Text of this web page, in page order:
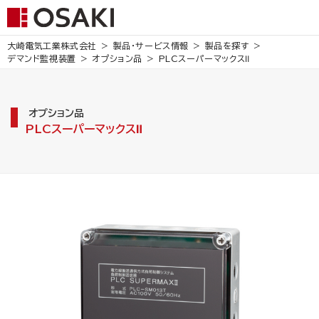
大崎電気工業株式会社 製品・サービス情報
製品を探す
デマンド監視装置
オプション品 PLCスーパーマックスⅡ
PLCスーパーマックスⅡ
オプション品